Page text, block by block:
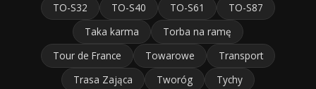
TO-S32
TO-S40 TO-S61
TO-S87
Taka karma
Torba na ramę
Tour de France
Towarowe
Transport
Trasa Zająca
Tworóg
Tychy